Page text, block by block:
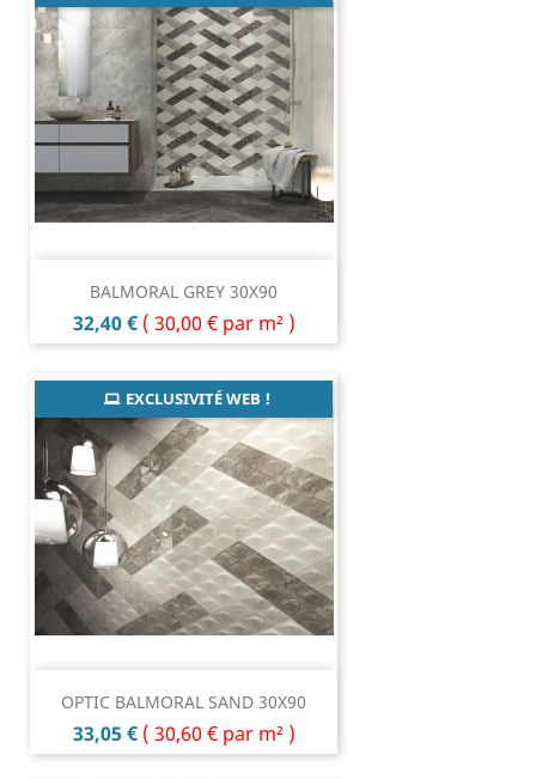
BALMORAL GREY 30X90
Prix
32,40 € ( 30,00 € par m² )
OPTIC BALMORAL SAND 30X90
Prix
33,05 € ( 30,60 € par m² )
EXCLUSIVITÉ WEB !